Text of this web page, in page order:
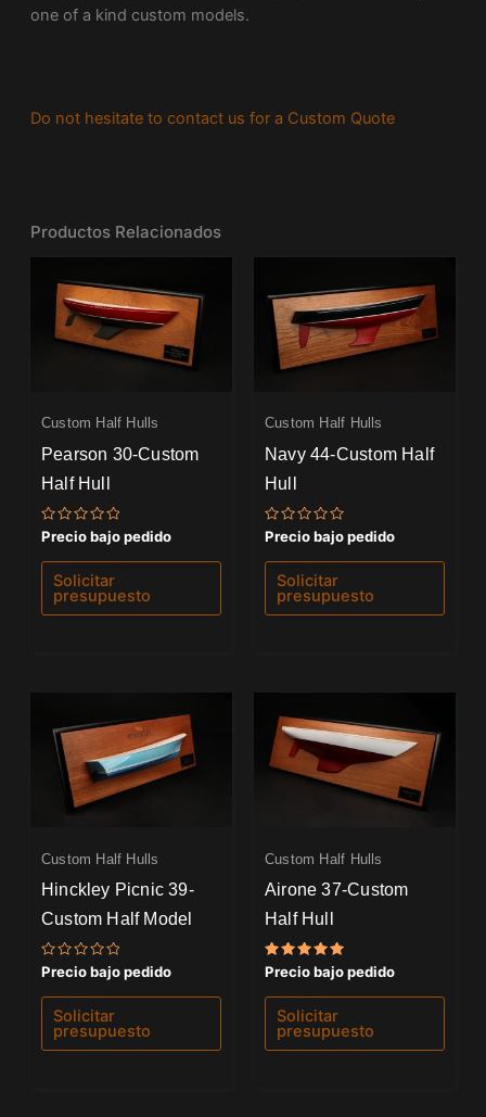
one of a kind custom models.
Do not hesitate to contact us for a Custom Quote
Productos Relacionados
Custom Half Hulls
Pearson 30-Custom
Half Hull
Valorado
con
0
de
Precio bajo pedido
Solicitar
presupuesto
Custom Half Hulls
Navy 44-Custom Half
Hull
Valorado
con
0
de
Precio bajo pedido
Solicitar
presupuesto
Custom Half Hulls
Hinckley Picnic 39-
Custom Half Model
Valorado
con
0
de
Precio bajo pedido
Solicitar
presupuesto
Custom Half Hulls
Airone 37-Custom
Half Hull
Valorado
con
5.00
de 5
Precio bajo pedido
Solicitar
presupuesto